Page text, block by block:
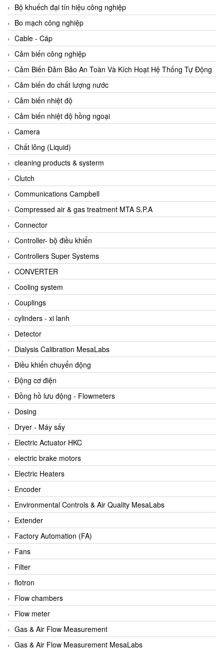
AGR International Vietnam
Aichi Tokei Denki Vietnam
Aii Vietnam
AIKOH
AINUO Vietnam
AIR MAJOR
Aira Euro Automation
Airtac Vietnam
Airtec Vietnam
AI-Tek Vietnam
Akerstroms Viet Nam
AKO Armaturen & Separationstechnik
AKO Armaturen & Separationstechnik Vietnam
AKUSENSE
ALA OFFICINE SPA
Albrecht-Automatik Viet Nam
Allen Bradley Vietnam
Alpha Moisture Vietnam
Alpha-Achem Vietnam
Alphino
ALRE-IT Vietnam
Altech
Amarillo Gear
Ametek
AMPTRON Vietnam
AND Vietnam
ANDERSON-NEGELE
ANDILOG Technologies Vietnam
Anritsu
ANTEC S.A
Antico pumps
Anybus/ HMS
AOBEN
Apex Dynamics Vietnam
Apex Dynamics Vietnam
Apiste
APLISENS VietNam
Apollo Fire
Appleton
AQ Matic
Aqualabo Vietnam
Aquametro
Bộ khuếch đại tín hiệu công nghiệp
Bo mạch công nghiệp
Cable - Cáp
Cảm biến công nghiệp
Cảm Biến Đảm Bảo An Toàn Và Kích Hoạt Hệ Thống Tự Động
Cảm biến đo chất lượng nước
Cảm biến nhiệt độ
Cảm biến nhiệt độ hồng ngoại
Camera
Chất lỏng (Liquid)
cleaning products & systerm
Clutch
Communications Campbell
Compressed air & gas treatment MTA S.P.A
Connector
Controller- bộ điều khiển
Controllers Super Systems
CONVERTER
Cooling system
Couplings
cylinders - xi lanh
Detector
Dialysis Calibration MesaLabs
Điều khiển chuyển động
Động cơ điện
Đồng hồ lưu động - Flowmeters
Dosing
Dryer - Máy sấy
Electric Actuator HKC
electric brake motors
Electric Heaters
Encoder
Environmental Controls & Air Quality MesaLabs
Extender
Factory Automation (FA)
Fans
Filter
flotron
Flow chambers
Flow meter
Gas & Air Flow Measurement
Gas & Air Flow Measurement MesaLabs